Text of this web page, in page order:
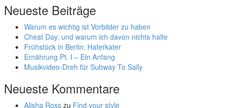
Neueste Beiträge
Warum es wichtig ist Vorbilder zu haben
Cheat Day, und warum ich davon nichts halte
Frühstück in Berlin: Haferkater
Ernährung Pt. I – Ein Anfang
Musikvideo-Dreh für Subway To Sally
Neueste Kommentare
Alisha Ross zu Find your style